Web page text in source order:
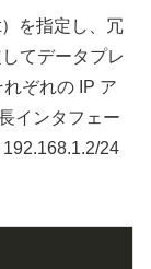
を指定し、冗
てデータプレ
ぞれの IP ア
インタフェー
24